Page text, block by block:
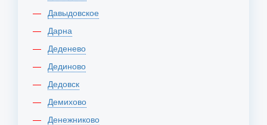
Давыдовское
Дарна
Деденево
Дединово
Дедовск
Демихово
Денежниково